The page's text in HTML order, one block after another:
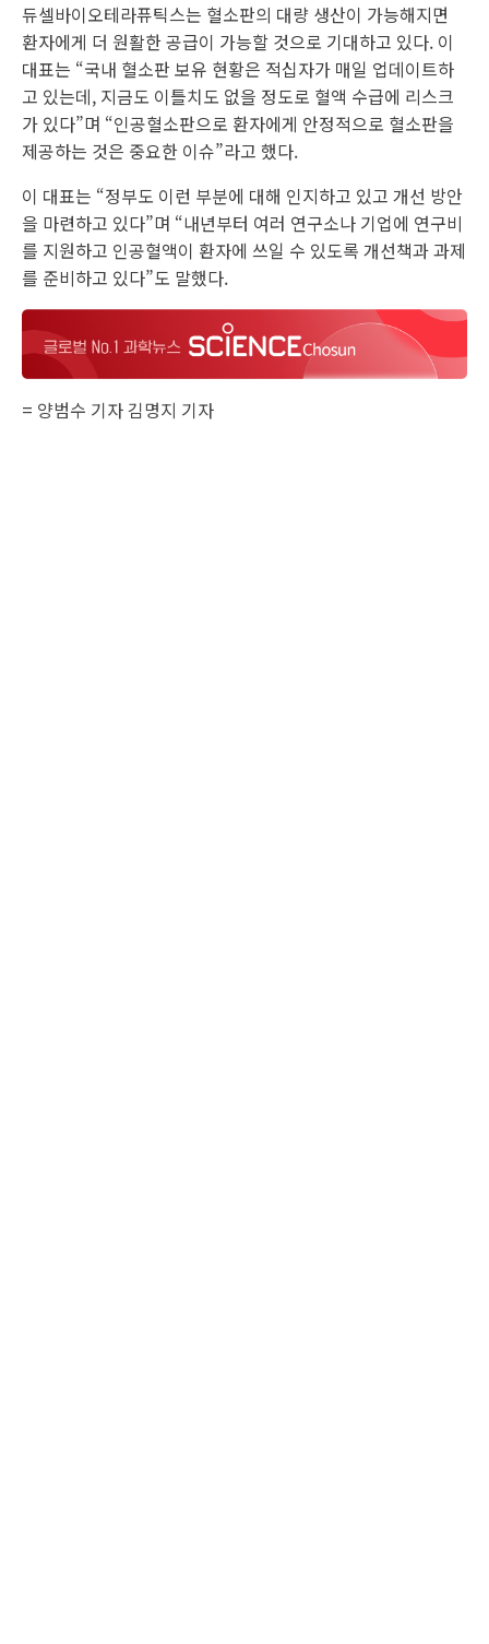
듀셀바이오테라퓨틱스는 혈소판의 대량 생산이 가능해지면
환자에게 더 원활한 공급이 가능할 것으로 기대하고 있다. 이
대표는 “국내 혈소판 보유 현황은 적십자가 매일 업데이트하
고 있는데, 지금도 이틀치도 없을 정도로 혈액 수급에 리스크
가 있다”며 “인공혈소판으로 환자에게 안정적으로 혈소판을
제공하는 것은 중요한 이슈”라고 했다.
이 대표는 “정부도 이런 부분에 대해 인지하고 있고 개선 방안
을 마련하고 있다”며 “내년부터 여러 연구소나 기업에 연구비
를 지원하고 인공혈액이 환자에 쓰일 수 있도록 개선책과 과제
를 준비하고 있다”도 말했다.
= 양범수 기자김명지 기자